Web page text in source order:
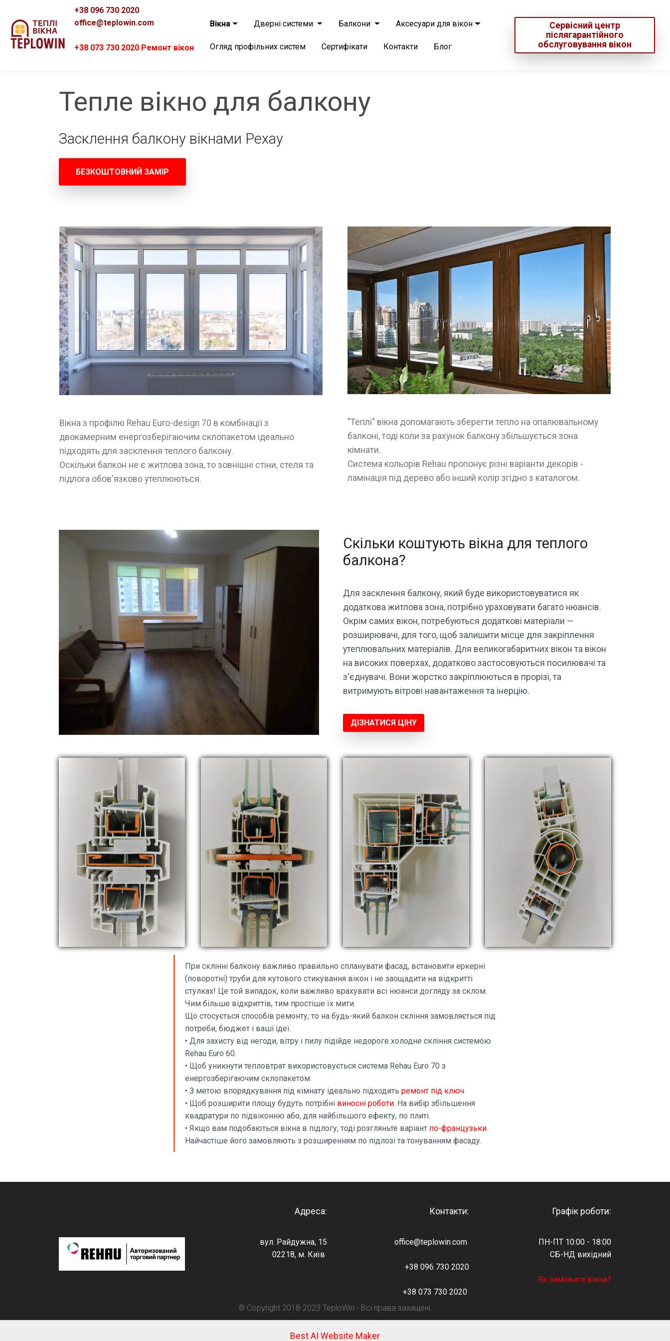
+38 096 730 2020
office@teplowin.com
+38 073 730 2020 Ремонт вікон
Вікна Дверні системи Балкони Аксесуари для вікон
Огляд профільних систем Сертифікати Контакти Блог
Сервісний центр
післягарантійного
обслуговування вікон
Тепле вікно для балкону
Засклення балкону вікнами Рехау
БЕЗКОШТОВНИЙ ЗАМІР
Вікна з профілю Rehau Euro-design 70 в комбінації з
двокамерним енергозберігаючим склопакетом ідеально
підходять для засклення теплого балкону.
Оскільки балкон не є житлова зона, то зовнішні стіни, стеля та
підлога обов'язково утеплюються.
"Теплі" вікна допомагають зберегти тепло на опалювальному
балконі, тоді коли за рахунок балкону збільшується зона
кімнати.
Система кольорів Rehau пропонує різні варіанти декорів -
ламінація під дерево або інший колір згідно з каталогом.
Скільки коштують вікна для теплого
балкона?
Для засклення балкону, який буде використовуватися як
додаткова житлова зона, потрібно ураховувати багато нюансів.
Окрім самих вікон, потребуються додаткові матеріали —
розширювачі, для того, щоб залишити місце для закріплення
утеплювальних матеріалів. Для великогабаритних вікон та вікон
на високих поверхах, додатково застосовуються посилювачі та
з'єднувачі. Вони жорстко закріплюються в прорізі, та
витримують вітрові навантаження та інерцію.
ДІЗНАТИСЯ ЦІНУ
При склінні балкону важливо правильно спланувати фасад, встановити еркерні
(поворотні) труби для кутового стикування вікон і не заощадити на відкритті
стулках! Це той випадок, коли важливо врахувати всі нюанси догляду за склом.
Чим більше відкриттів, тим простіше їх мити.
Що стосується способів ремонту, то на будь-який балкон скління замовляється під
потреби, бюджет і ваші ідеї.
• Для захисту від негоди, вітру і пилу підійде недороге холодне скління системою
Rehau Euro 60.
• Щоб уникнути тепловтрат використовується система Rehau Euro 70 з
енергозберігаючим склопакетом.
• З метою впорядкування під кімнату ідеально підходить ремонт під ключ.
• Щоб розширити площу будуть потрібні виносні роботи. На вибір збільшення
квадратури по підвіконню або, для найбільшого ефекту, по плиті.
• Якщо вам подобаються вікна в підлогу, тоді розгляньте варіант по-французьки.
Найчастіше його замовляють з розширенням по підлозі та тонуванням фасаду.
Адреса:
вул. Райдужна, 15
02218, м. Київ
Контакти:
office@teplowin.com
+38 096 730 2020
+38 073 730 2020
Графік роботи:
ПН-ПТ 10:00 - 18:00
СБ-НД вихідний
Як замовити вікна?
© Copyright 2018-2023 TeploWin - Всі права захищені.
Best AI Website Maker